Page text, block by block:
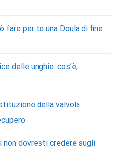
fare per te una Doula di fine
delle unghie: cos’è,
della valvola
non dovresti credere sugli